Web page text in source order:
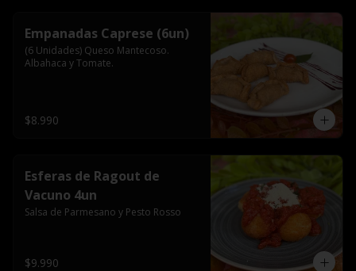
Empanadas Caprese (6un)
(6 Unidades) Queso Mantecoso.
Albahaca y Tomate.
$8.990
Esferas de Ragout de
Vacuno 4un
Salsa de Parmesano y Pesto Rosso
$9.990